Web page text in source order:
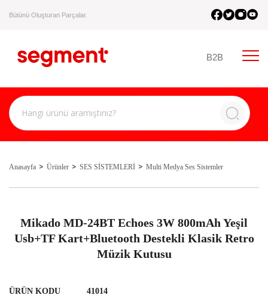
Bütünü Oluşturan Parçalar.
B2B
Anasayfa Ürünler SES SİSTEMLERİ Multi Medya Ses Sistemler
Mikado MD-24BT Echoes 3W 800mAh Yeşil
Usb+TF Kart+Bluetooth Destekli Klasik Retro
Müzik Kutusu
ÜRÜN KODU 41014